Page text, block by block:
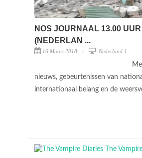
NOS JOURNAAL 13.00 UUR
(NEDERLAN ...
16 Maart 2018 Nederland 1
nieuws, gebeurtenissen van
internationaal belang en de